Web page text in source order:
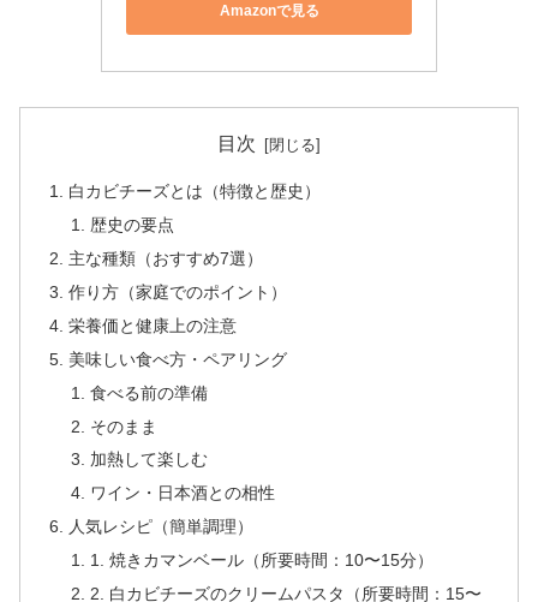
Amazonで見る
目次
白カビチーズとは（特徴と歴史）
歴史の要点
主な種類（おすすめ7選）
作り方（家庭でのポイント）
栄養価と健康上の注意
美味しい食べ方・ペアリング
食べる前の準備
そのまま
加熱して楽しむ
ワイン・日本酒との相性
人気レシピ（簡単調理）
1. 焼きカマンベール（所要時間：10〜15分）
2. 白カビチーズのクリームパスタ（所要時間：15〜